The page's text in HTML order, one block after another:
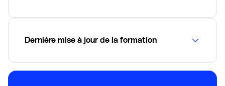
Dernière mise à jour de la formation